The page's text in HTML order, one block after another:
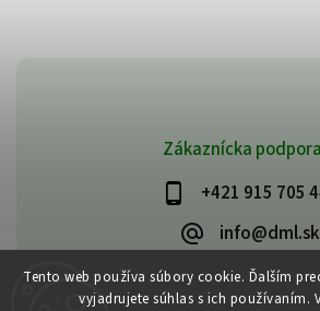
Tento web používa súbory cookie. Ďalším
vyjadrujete súhlas s ich používaním.
Zákaznícka
+421 915 705
info@dml.sk